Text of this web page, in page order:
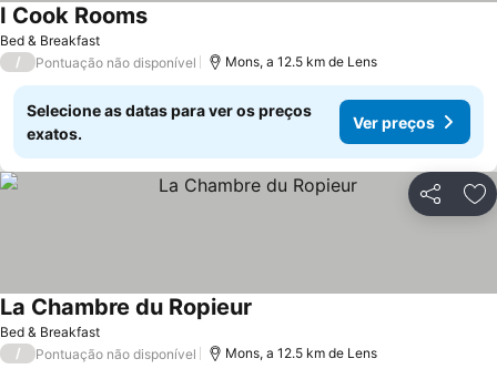
Bed & Breakfast
I Cook Rooms
/ Pontuação não disponível Mons, a 12.5 km de Lens
Selecione as datas para ver os preços
exatos.
Ver preços
Partilhar
Bed & Breakfast
La Chambre du Ropieur
/ Pontuação não disponível Mons, a 12.5 km de Lens